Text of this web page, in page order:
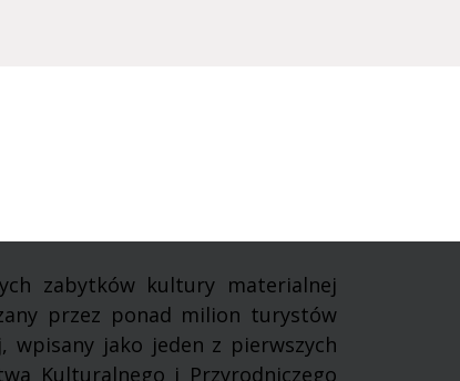
zabytkówkultury materialnej
przez ponad milion turystów
wpisany jako jeden z pierwszych
Kulturalnego i Przyrodniczego